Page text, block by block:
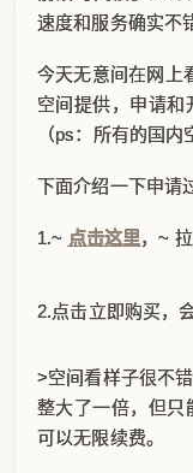
速度和服务确实不
今天无意间在网上
空间提供，申请和
（ps：所有的国内
下面介绍一下申请
1.~ 点击这里，~
2.点击立即购买，
>空间看样子很不
整大了一倍，但只
可以无限续费。